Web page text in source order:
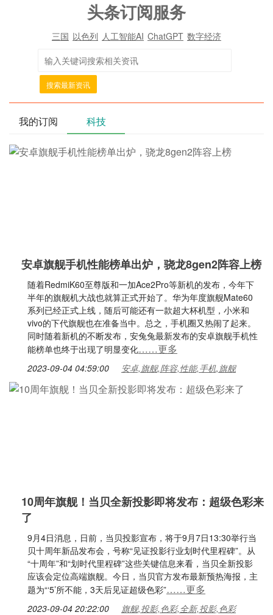
头条订阅服务
三国 以色列 人工智能AI ChatGPT 数字经济
搜索最新资讯
我的订阅 科技
安卓旗舰手机性能榜单出炉，骁龙8gen2阵容上榜
随着RedmiK60至尊版和一加Ace2Pro等新机的发布，今年下
半年的旗舰机大战也就算正式开始了。华为年度旗舰Mate60
系列已经正式上线，随后可能还有一款超大杯机型，小米和
vivo的下代旗舰也在准备当中。总之，手机圈又热闹了起来。
同时随着新机的不断发布，安兔兔最新发布的安卓旗舰手机性
能榜单也终于出现了明显变化……更多
2023-09-04 04:59:00 安卓,旗舰,阵容,性能,手机,旗舰
10周年旗舰！当贝全新投影即将发布：超级色彩来
了
9月4日消息，日前，当贝投影宣布，将于9月7日13:30举行当
贝十周年新品发布会，号称“见证投影行业划时代里程碑”。从
“十周年”和“划时代里程碑”这些关键信息来看，当贝全新投影
应该会定位高端旗舰。今日，当贝官方发布最新预热海报，主
题为“‘5’所不能，3天后见证超级色彩”……更多
2023-09-04 20:22:00 旗舰,投影,色彩,全新,投影,色彩